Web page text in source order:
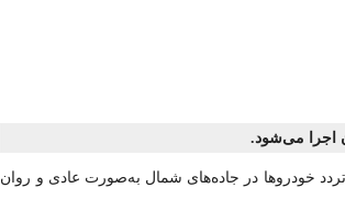
اجرا می‌شود.
تردد خودروها در جاده‌های شمال به‌صورت عادی و روان